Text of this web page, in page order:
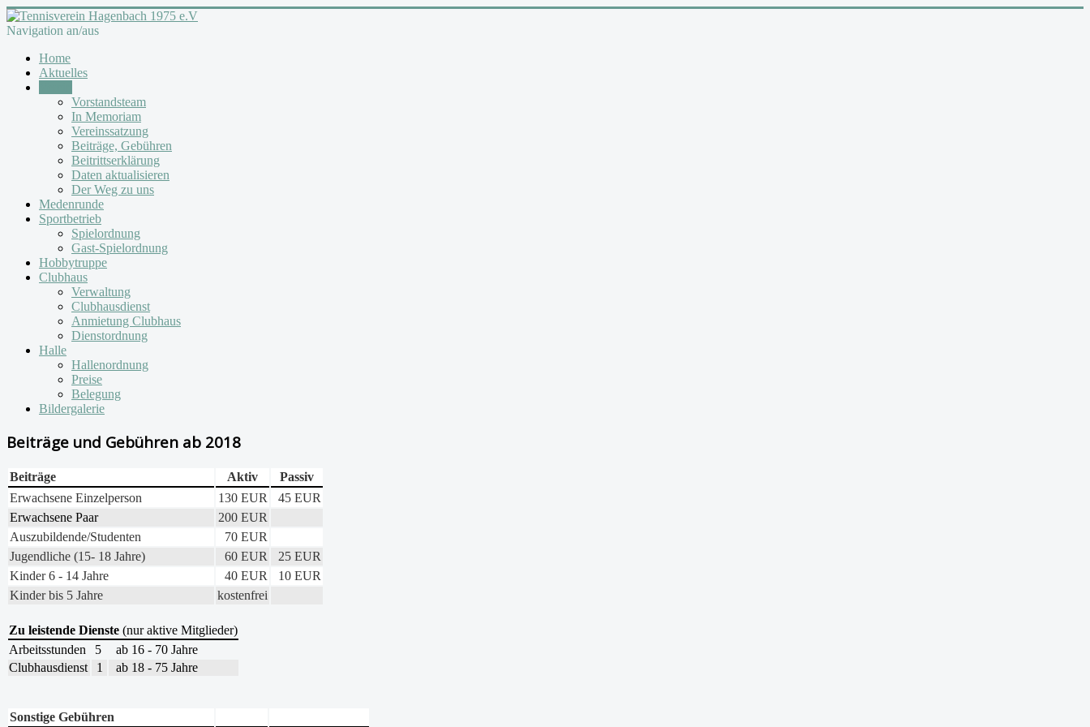
Navigation an/aus
Home
Aktuelles
Vorstandsteam
In Memoriam
Vereinssatzung
Beiträge, Gebühren
Beitrittserklärung
Daten aktualisieren
Der Weg zu uns
Medenrunde
Sportbetrieb
Spielordnung
Gast-Spielordnung
Hobbytruppe
Clubhaus
Verwaltung
Clubhausdienst
Anmietung Clubhaus
Dienstordnung
Halle
Hallenordnung
Preise
Belegung
Bildergalerie
Beiträge und Gebühren ab 2018
Beiträge Aktiv
Passiv
Erwachsene Einzelperson
130 EUR
45 EUR
Erwachsene Paar
200 EUR
Auszubildende/Studenten
70 EUR
Jugendliche (15- 18 Jahre)
60 EUR
25 EUR
Kinder 6 - 14 Jahre
40 EUR
10 EUR
Kinder bis 5 Jahre
kostenfrei
Zu leistende Dienste (nur aktive Mitglieder)
Arbeitsstunden
5
ab 16 - 70 Jahre
Clubhausdienst
1 ab 18 - 75 Jahre
Sonstige Gebühren